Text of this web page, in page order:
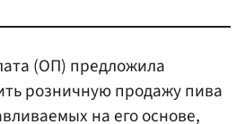
(ОП) предложила
розничную продажу пива
на его основе,